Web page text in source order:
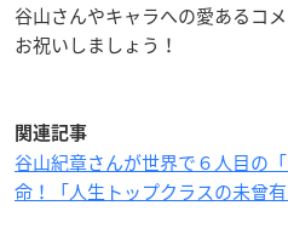
谷山さんやキャラへの愛あるコ
お祝いしましょう！
関連記事
谷山紀章さんが世界で６人目の
命！「人生トップクラスの未曾有